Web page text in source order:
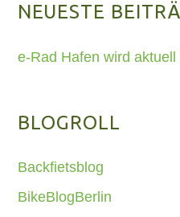
NEUESTE
e-Rad Hafen wird
BLOGROLL
Backfietsblog
BikeBlogBerlin